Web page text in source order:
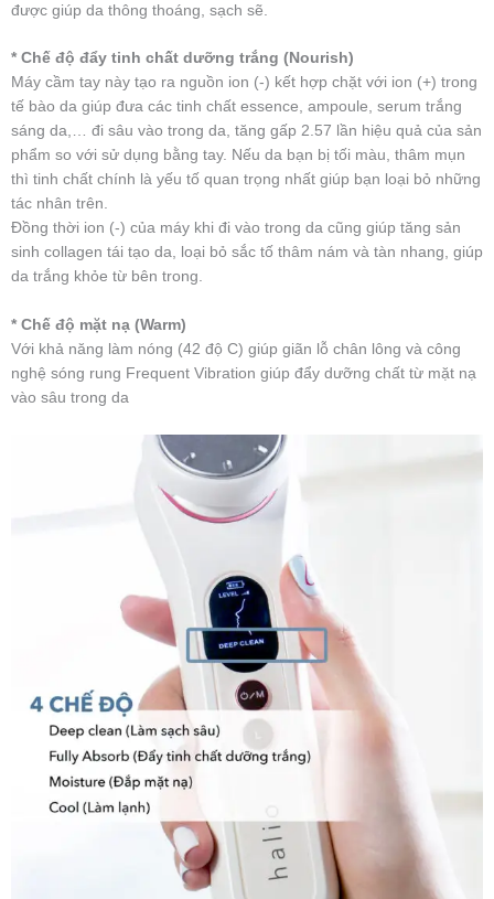
được giúp da thông thoáng, sạch sẽ.
* Chế độ đẩy tinh chất dưỡng trắng (Nourish)
Máy cầm tay này tạo ra nguồn ion (-) kết hợp chặt với ion (+) trong
tế bào da giúp đưa các tinh chất essence, ampoule, serum trắng
sáng da,… đi sâu vào trong da, tăng gấp 2.57 lần hiệu quả của sản
phẩm so với sử dụng bằng tay. Nếu da bạn bị tối màu, thâm mụn
thì tinh chất chính là yếu tố quan trọng nhất giúp bạn loại bỏ những
tác nhân trên.
Đồng thời ion (-) của máy khi đi vào trong da cũng giúp tăng sản
sinh collagen tái tạo da, loại bỏ sắc tố thâm nám và tàn nhang, giúp
da trắng khỏe từ bên trong.
* Chế độ mặt nạ (Warm)
Với khả năng làm nóng (42 độ C) giúp giãn lỗ chân lông và công
nghệ sóng rung Frequent Vibration giúp đẩy dưỡng chất từ mặt nạ
vào sâu trong da